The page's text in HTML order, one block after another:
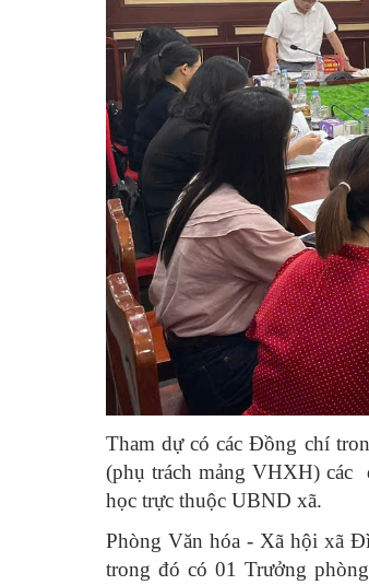
Tham dự có các Đồng chí
(phụ trách mảng VHXH) các
học trực thuộc UBND xã.
Phòng Văn hóa - Xã hội xã
trong đó có 01 Trưởng